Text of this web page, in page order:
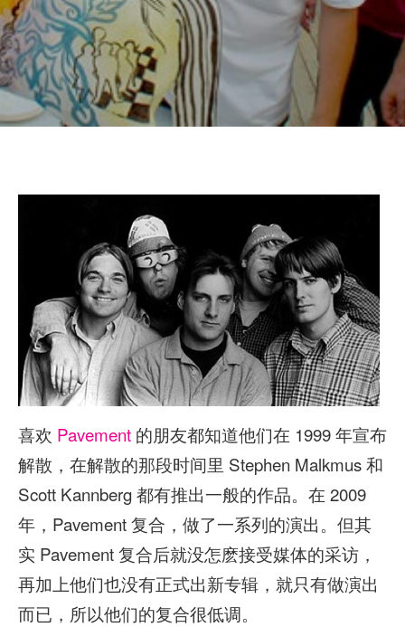
喜欢 Pavement 的朋友都知道他们在 1999 年宣布
解散，在解散的那段时间里 Stephen Malkmus 和
Scott Kannberg 都有推出一般的作品。在 2009
年，Pavement 复合，做了一系列的演出。但其
实 Pavement 复合后就没怎麽接受媒体的采访，
再加上他们也没有正式出新专辑，就只有做演出
而已，所以他们的复合很低调。